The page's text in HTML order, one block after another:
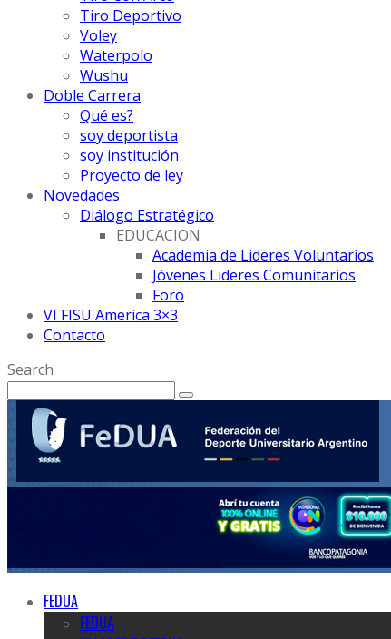
Tiro Deportivo
Voley
Waterpolo
Wushu
Doble Carrera
Qué es?
soy deportista
soy institución
Proyecto de ley
Novedades
Diálogo Estratégico
EDUCACION
Academia de Lideres Voluntarios
Jóvenes Lideres Comunitarios
Foro
VI FISU America 3×3
Contacto
Search
FEDUA
FEDUA